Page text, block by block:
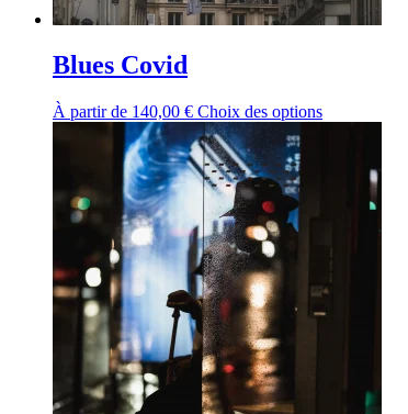
Blues Covid
À partir de 140,00 € Choix des options